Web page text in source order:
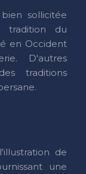
sollicitée
tradition du
en Occident
D'autres
traditions
de
une